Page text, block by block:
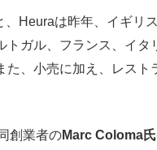
、Heuraは昨年、イギリ
トガル、フランス、イ
た、小売に加え、レス
創業者のMarc Coloma氏